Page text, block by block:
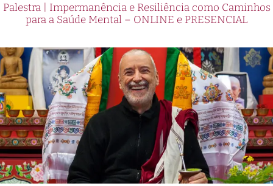
Palestra | Impermanência e Resiliência como Caminhos
para a Saúde Mental – ONLINE e PRESENCIAL